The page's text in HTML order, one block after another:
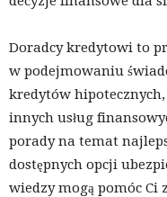
Doradcy kredytowi to
w podejmowaniu
kredytów
innych usług
porady na temat
dostępnych opcji
wiedzy mogą pomóc